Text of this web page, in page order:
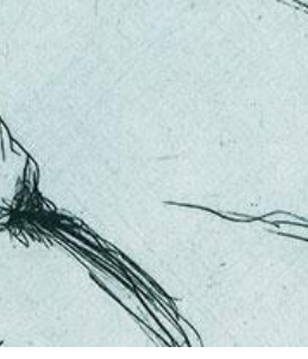
Buchprojekte
Skizzenbücher
Animation
KÜNSTLERBÜCHER
&